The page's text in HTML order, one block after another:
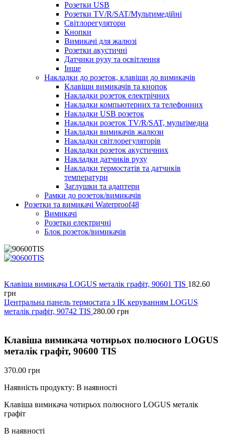
Розетки USB
Розетки TV/R/SAT/Мультимедійні
Світлорегулятори
Кнопки
Вимикачі для жалюзі
Розетки акустичні
Датчики руху та освітлення
Інше
Накладки до розеток, клавіши до вимикачів
Клавіши вимикачів та кнопок
Накладки розеток електрічних
Накладки компьютерних та телефонних
Накладки USB розеток
Накладки розеток TV/R/SAT, мультімедиа
Накладки вимикачів жалюзи
Накладки світлорегуляторів
Накладки розеток акустичних
Накладки датчиків руху
Накладки термостатів та датчиків
температури
Заглушки та адаптери
Рамки до розеток/вимикачів
Розетки та вимикачі Waterproof48
Вимикачі
Розетки електричні
Блок розеток/вимикачів
Клавіша вимикача LOGUS металік графіт, 90601 TIS 182.60
грн
Центральна панель термостата з IK керуванням LOGUS
металік графіт, 90742 TIS 280.00 грн
Клавіша вимикача чотирьох полюсного LOGUS
металік графіт, 90600 TIS
370.00 грн
Наявність продукту: В наявності
Клавіша вимикача чотирьох полюсного LOGUS металік
графіт
В наявності